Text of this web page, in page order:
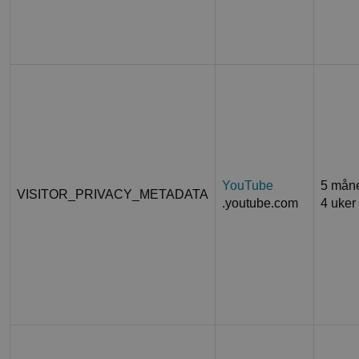
VISITOR_PRIVACY_METADATA
YouTube
.youtube.com
5
4 uker